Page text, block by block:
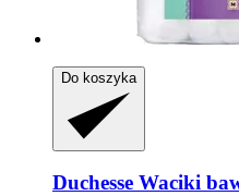
Do koszyka
Duchesse Waciki